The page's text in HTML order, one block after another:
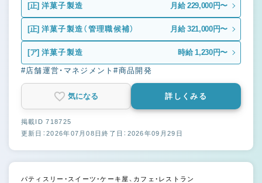
[正] 洋菓子製造 月給 229,000円〜
[正] 洋菓子製造（管理職候補） 月給 321,000円〜
[ア] 洋菓子製造 時給 1,230円〜
#店舗運営・マネジメント#商品開発
気になる 詳しくみる
掲載ID 718725
更新日：2026年07月08日終了日：2026年09月29日
パティスリー・スイーツ・ケーキ屋、カフェ・レストラン